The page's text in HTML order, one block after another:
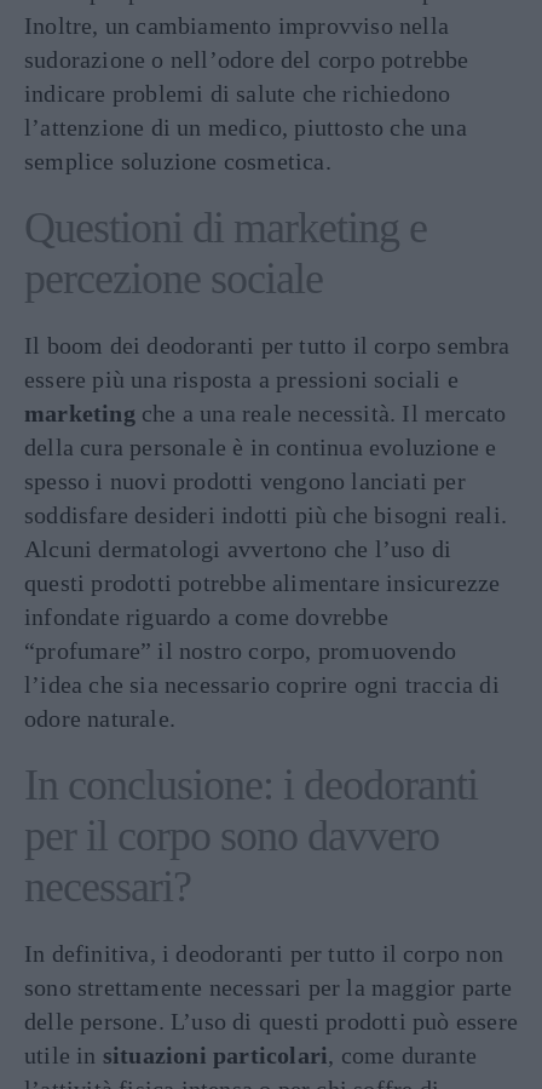
Inoltre, un cambiamento improvviso nella
sudorazione o nell’odore del corpo potrebbe
indicare problemi di salute che richiedono
l’attenzione di un medico, piuttosto che una
semplice soluzione cosmetica.
Questioni di marketing e
percezione sociale
Il boom dei deodoranti per tutto il corpo sembra
essere più una risposta a pressioni sociali e
marketing che a una reale necessità. Il mercato
della cura personale è in continua evoluzione e
spesso i nuovi prodotti vengono lanciati per
soddisfare desideri indotti più che bisogni reali.
Alcuni dermatologi avvertono che l’uso di
questi prodotti potrebbe alimentare insicurezze
infondate riguardo a come dovrebbe
“profumare” il nostro corpo, promuovendo
l’idea che sia necessario coprire ogni traccia di
odore naturale​.
In conclusione: i deodoranti
per il corpo sono davvero
necessari?
In definitiva, i deodoranti per tutto il corpo non
sono strettamente necessari per la maggior parte
delle persone. L’uso di questi prodotti può essere
utile in situazioni particolari, come durante